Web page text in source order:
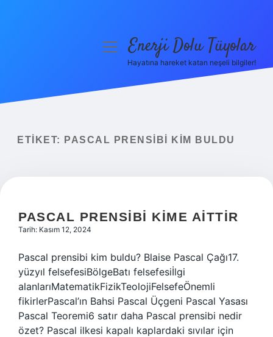
Yasal Uyarı
menüyüEnerji Dolu Tüyolar
Hayatına hareket katan neşeli bilgiler!
ETIKET: PASCAL PRENSIBI KIM BULDU
PASCAL PRENSIBI KIME AITTIR
Tarih: Kasım 12, 2024
Pascal prensibi kim buldu? Blaise Pascal Çağı17.
yüzyıl felsefesiBölgeBatı felsefesiİlgi
alanlarıMatematikFizikTeolojiFelsefeÖnemli
fikirlerPascal’ın Bahsi Pascal Üçgeni Pascal Yasası
Pascal Teoremi6 satır daha Pascal prensibi nedir
özet? Pascal ilkesi kapalı kaplardaki sıvılar için